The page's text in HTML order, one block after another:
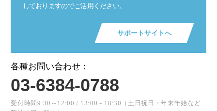
しておりますのでご活用ください。
サポートサイトへ
各種お問い合わせ：
03-6384-0788
受付時間9:30～12:00 / 13:00～18:30（土日祝日・年末年始など